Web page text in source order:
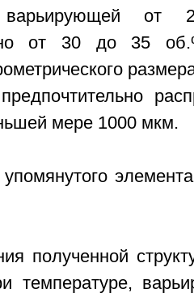
варьирующей
от 30 до 35
мере 1000 мкм.
полученной
температуре,